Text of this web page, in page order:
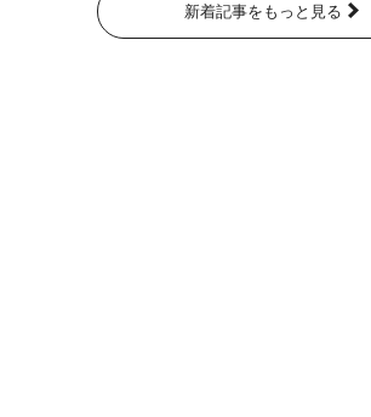
新着記事をもっと見る